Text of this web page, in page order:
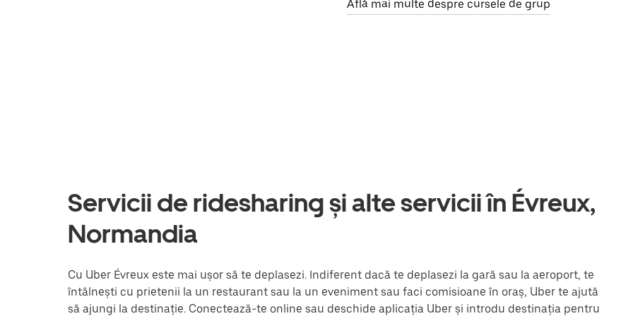
Află mai multe despre cursele de grup
Servicii de ridesharing și alte servicii în Évreux,
Normandia
Cu Uber Évreux este mai ușor să te deplasezi. Indiferent dacă te deplasezi la gară sau la aeroport, te
întâlnești cu prietenii la un restaurant sau la un eveniment sau faci comisioane în oraș, Uber te ajută
să ajungi la destinație. Conectează-te online sau deschide aplicația Uber și introdu destinația pentru